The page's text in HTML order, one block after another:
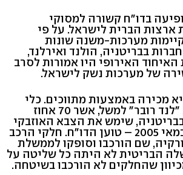
בדו"ח קשורה למסוקי
הברית לישראל. על פי
מערכות-משנה שונות
בבריטניה, הולנד ואירלנד,
האירופי היו אמורות לסרב
של מערכות נשק לישראל.
מכירה באמצעות מתווכים. כלי
רכב צבאיים מסוג "לנד רובר" למשל, אשר 70 אחוז
שימש את הצבא האוזבקי
בטבח המפגינים במאי 2005 – טוען הדו"ח. חלקי הרכב
שם הורכבו וסופקו לממשלת
הבריטית לא היתה כל שליטה על
שהחלקים לא הורכבו בשיטחה.